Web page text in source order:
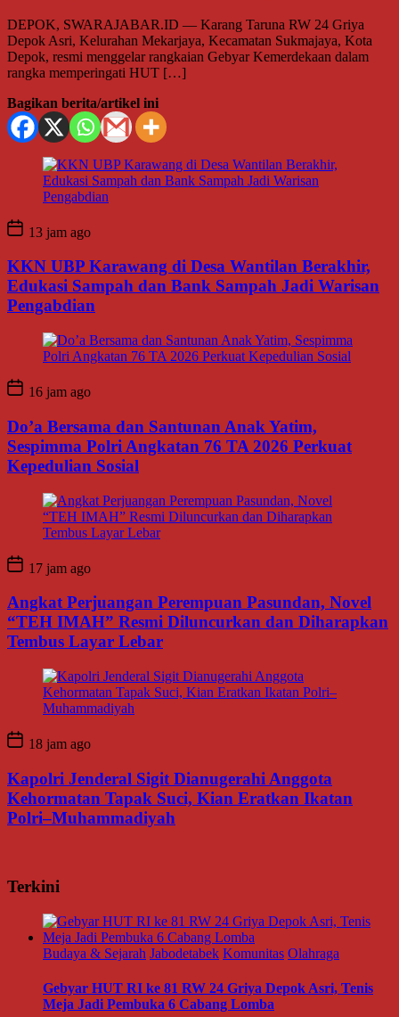
DEPOK, SWARAJABAR.ID — Karang Taruna RW 24 Griya
Depok Asri, Kelurahan Mekarjaya, Kecamatan Sukmajaya, Kota
Depok, resmi menggelar rangkaian Gebyar Kemerdekaan dalam
rangka memperingati HUT […]
Bagikan berita/artikel ini
13 jam ago
KKN UBP Karawang di Desa Wantilan Berakhir,
Edukasi Sampah dan Bank Sampah Jadi Warisan
Pengabdian
16 jam ago
Do’a Bersama dan Santunan Anak Yatim,
Sespimma Polri Angkatan 76 TA 2026 Perkuat
Kepedulian Sosial
17 jam ago
Angkat Perjuangan Perempuan Pasundan, Novel
“TEH IMAH” Resmi Diluncurkan dan Diharapkan
Tembus Layar Lebar
18 jam ago
Kapolri Jenderal Sigit Dianugerahi Anggota
Kehormatan Tapak Suci, Kian Eratkan Ikatan
Polri–Muhammadiyah
Terkini
Budaya & Sejarah Jabodetabek Komunitas Olahraga
Gebyar HUT RI ke 81 RW 24 Griya Depok Asri, Tenis
Meja Jadi Pembuka 6 Cabang Lomba